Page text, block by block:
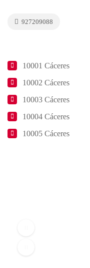
927209088
10001 Cáceres
10002 Cáceres
10003 Cáceres
10004 Cáceres
10005 Cáceres